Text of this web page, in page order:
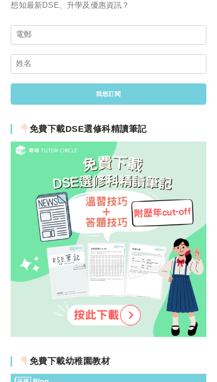
想知最新DSE、升學及優惠資訊？
免費下載DSE選修科精讀筆記
免費下載幼稚園教材